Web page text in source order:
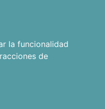
la funcionalidad
de